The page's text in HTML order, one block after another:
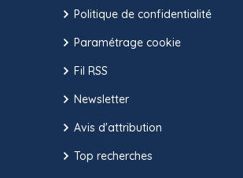
Politique de confidentialité
Paramétrage cookie
Fil RSS
Newsletter
Avis d'attribution
Top recherches